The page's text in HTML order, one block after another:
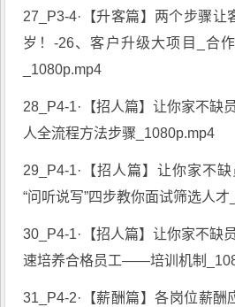
27_P3-4·【升客篇】两个步骤让
岁！-26、客户升级大项目_合
_1080p.mp4
28_P4-1·【招人篇】让你家不缺
人全流程方法步骤_1080p.mp4
29_P4-1·【招人篇】让你家不缺
“问听说写”四步教你面试筛选人
30_P4-1·【招人篇】让你家不缺
速培养合格员工——培训机制
31_P4-2·【薪酬篇】各岗位薪酬